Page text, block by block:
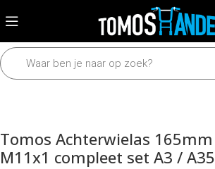
Home Mechanisch Wielen en assen Assen
Tomos Achterwielas
M11x1 compleet set A3 /